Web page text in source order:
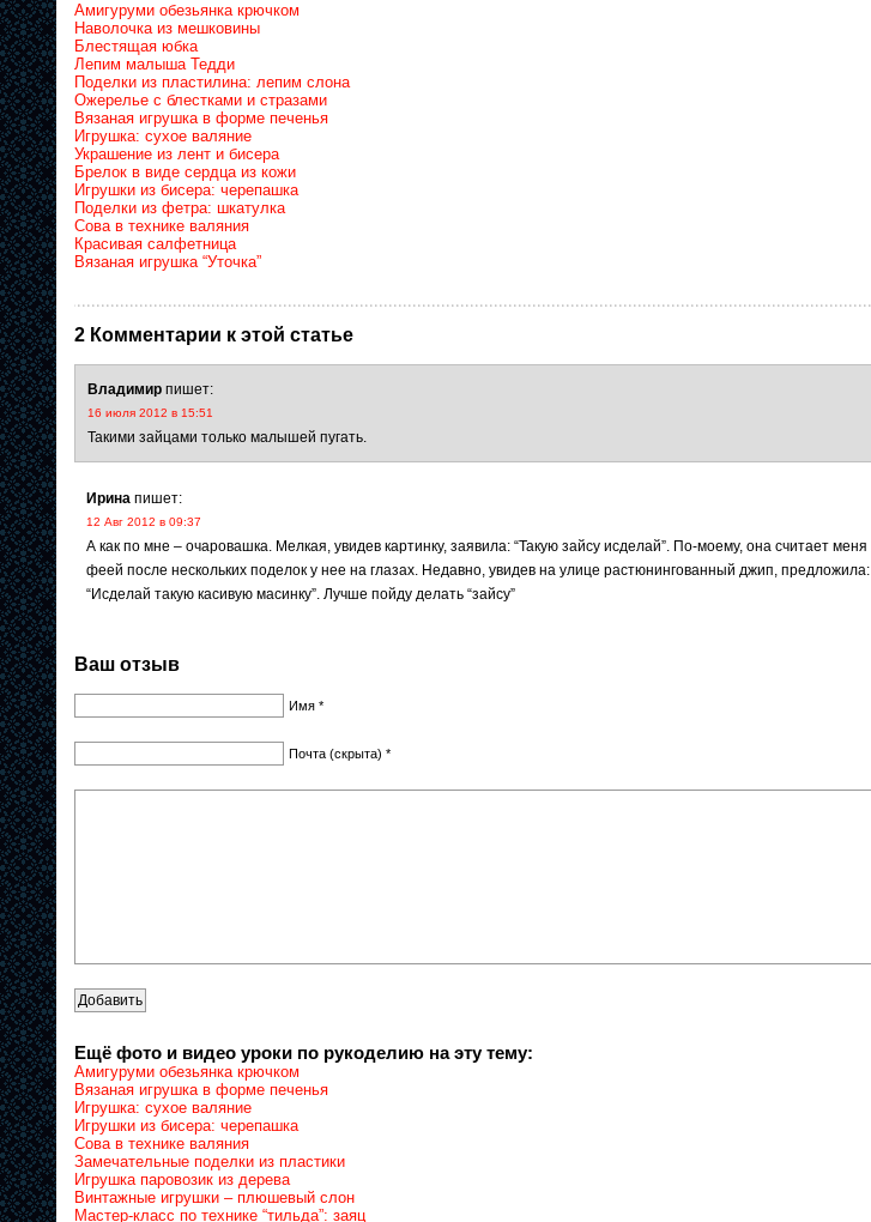
Амигуруми обезьянка крючком
Наволочка из мешковины
Блестящая юбка
Лепим малыша Тедди
Поделки из пластилина: лепим слона
Ожерелье с блестками и стразами
Вязаная игрушка в форме печенья
Игрушка: сухое валяние
Украшение из лент и бисера
Брелок в виде сердца из кожи
Игрушки из бисера: черепашка
Поделки из фетра: шкатулка
Сова в технике валяния
Красивая салфетница
Вязаная игрушка “Уточка”
2 Комментарии к этой статье
Владимир пишет:
16 июля 2012 в 15:51
Такими зайцами только малышей пугать.
Ирина пишет:
12 Авг 2012 в 09:37
А как по мне – очаровашка. Мелкая, увидев картинку, заявила: “Такую зайсу исделай”. По-моему, она считает меня
феей после нескольких поделок у нее на глазах. Недавно, увидев на улице растюнингованный джип, предложила:
“Исделай такую касивую масинку”. Лучше пойду делать “зайсу”
Ваш отзыв
Имя *
Почта (скрыта) *
Ещё фото и видео уроки по рукоделию на эту тему:
Амигуруми обезьянка крючком
Вязаная игрушка в форме печенья
Игрушка: сухое валяние
Игрушки из бисера: черепашка
Сова в технике валяния
Замечательные поделки из пластики
Игрушка паровозик из дерева
Винтажные игрушки – плюшевый слон
Мастер-класс по технике “тильда”: заяц